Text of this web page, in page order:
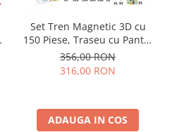
Set Tren Magnetic 3D cu
150 Piese, Traseu cu Pante,
Buclă, Poduri și Cuburi
Colorate, Jucarie Educativa,
356,00 RON
316,00 RON
ADAUGA IN COS